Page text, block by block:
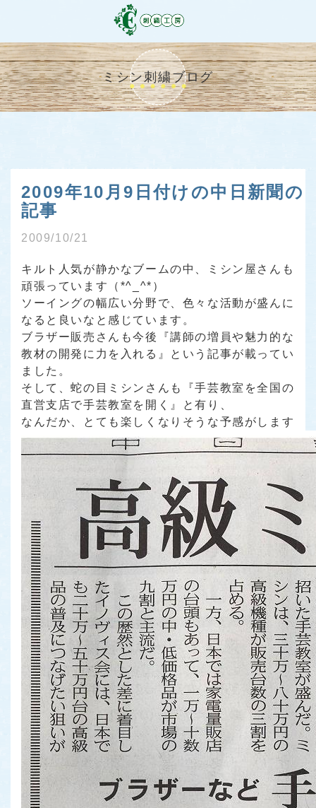
ミシン刺繍ブログ
2009年10月9日付けの中日新聞の
記事
2009/10/21
キルト人気が静かなブームの中、ミシン屋さんも
頑張っています（*^_^*）
ソーイングの幅広い分野で、色々な活動が盛んに
なると良いなと感じています。
ブラザー販売さんも今後『講師の増員や魅力的な
教材の開発に力を入れる』という記事が載ってい
ました。
そして、蛇の目ミシンさんも『手芸教室を全国の
直営支店で手芸教室を開く』と有り、
なんだか、とても楽しくなりそうな予感がします